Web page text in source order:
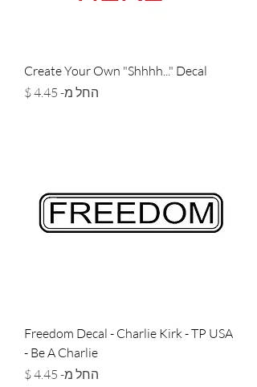
Create Your Own "Shhhh..." Decal
החל מ-
מחיר מבצע
Freedom Decal - Charlie Kirk - TP USA
- Be A Charlie
החל מ-
מחיר מבצע